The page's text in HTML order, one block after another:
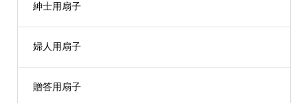
紳士用扇子
婦人用扇子
贈答用扇子